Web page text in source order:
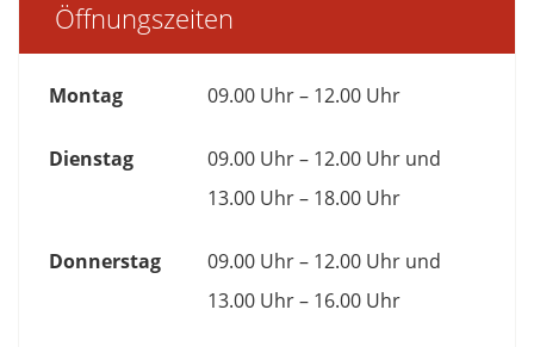
Öffnungszeiten
Montag 09.00 Uhr – 12.00 Uhr
Dienstag
09.00 Uhr – 12.00 Uhr und
13.00 Uhr – 18.00 Uhr
Donnerstag
09.00 Uhr – 12.00 Uhr und
13.00 Uhr – 16.00 Uhr